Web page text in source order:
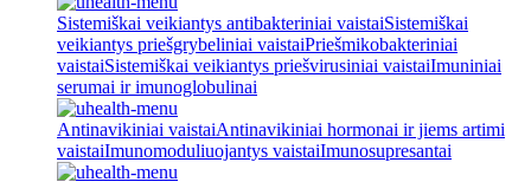
Sistemiškai veikiantys antibakteriniai vaistaiSistemiškai
veikiantys priešgrybeliniai vaistaiPriešmikobakteriniai
vaistaiSistemiškai veikiantys priešvirusiniai vaistaiImuniniai
serumai ir imunoglobulinai
Antinavikiniai vaistaiAntinavikiniai hormonai ir jiems artimi
vaistaiImunomoduliuojantys vaistaiImunosupresantai